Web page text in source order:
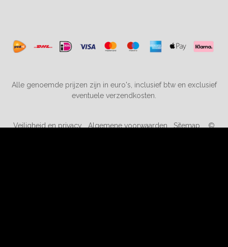
Alle genoemde prijzen zijn in euro's, inclusief btw en exclusief
eventuele verzendkosten.
Veiligheid en privacy Algemene voorwaarden Sitemap ©